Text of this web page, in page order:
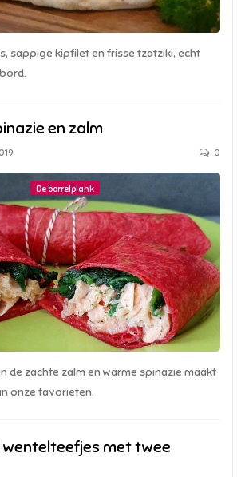
sappige kipfilet en frisse tzatziki, echt
en zalm
0
De borrelplank
de zachte zalm en warme spinazie maakt
onze favorieten.
met twee